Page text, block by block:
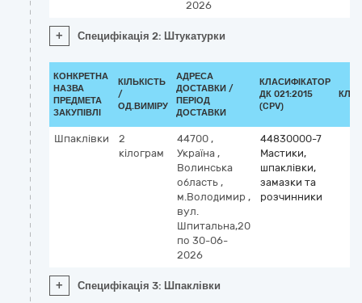
2026
+ Специфікація 2: Штукатурки
КОНКРЕТНА
НАЗВА
ПРЕДМЕТА
ЗАКУПІВЛІ
КІЛЬКІСТЬ
/
ОД.ВИМІРУ
АДРЕСА
ДОСТАВКИ /
ПЕРІОД
ДОСТАВКИ
КЛАСИФІКАТОР
ДК 021:2015
(CPV)
Шпаклівки
2
кілограм
44700 ,
Україна ,
Волинська
область ,
м.Володимир ,
вул.
Шпитальна,20
по 30-06-
2026
44830000-7
Мастики,
шпаклівки,
замазки та
розчинники
+ Специфікація 3: Шпаклівки